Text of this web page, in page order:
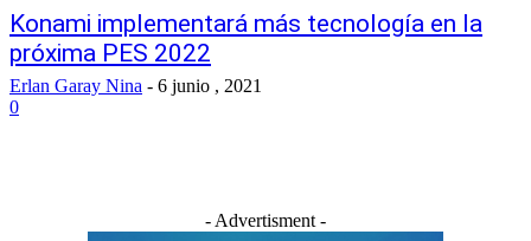
Konami implementará más tecnología en la
próxima PES 2022
Erlan Garay Nina - 6 junio , 2021
0
- Advertisment -